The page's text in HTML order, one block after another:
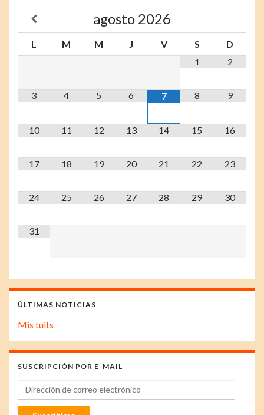
agosto 2026
L M M J V S
D
1
2
3 4 5 6 7 8 9
10 11 12 13 14 15 16
17 18 19 20 21 22 23
24 25 26 27 28 29 30
31
ÚLTIMAS NOTICIAS
Mis tuits
SUSCRIPCIÓN POR E-MAIL
Dirección de correo electrónico